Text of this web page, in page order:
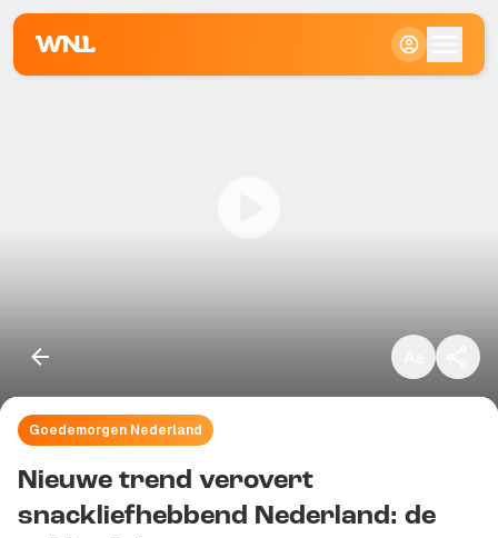
Goedemorgen Nederland
Nieuwe trend verovert
snackliefhebbend Nederland: de